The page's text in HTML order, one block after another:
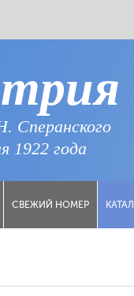
Сперанского
1922 года
СВЕЖИЙ НОМЕР